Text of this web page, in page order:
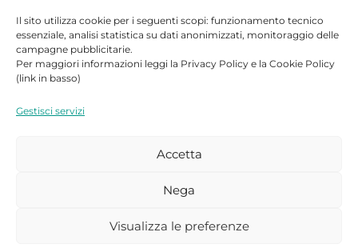
Il sito utilizza cookie per i seguenti scopi: funzionamento tecnico
essenziale, analisi statistica su dati anonimizzati, monitoraggio delle
campagne pubblicitarie.
Per maggiori informazioni leggi la Privacy Policy e la Cookie Policy
(link in basso)
Gestisci servizi
Accetta
Nega
Visualizza le preferenze
Qualità
Certificazioni
Contatti
Contatti
Legale
Privacy Policy